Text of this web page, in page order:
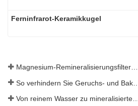
Ferninfrarot-Keramikkugel
Magnesium-Remineralisierungsfiltermedium für RO-Wassersysteme